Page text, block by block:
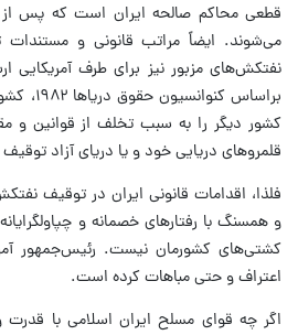
قطعی محاکم صالحه ایران است که پس از
می‌شوند. ایضاً مراتب قانونی و
نفتکش‌های مزبور نیز برای طرف آمریکایی
براساس
کشور دیگر را به سبب تخلف از قوانین و
قلمروهای دریایی خود و یا دریای آزاد
فلذا، اقدامات قانونی ایران در توقیف
و همسنگ با رفتارهای خصمانه و
کشتی‌های کشورمان نیست. رئیس‌جمهور
اعتراف و حتی مباهات کرده است.
اگر چه قوای مسلح ایران اسلامی با قدرت